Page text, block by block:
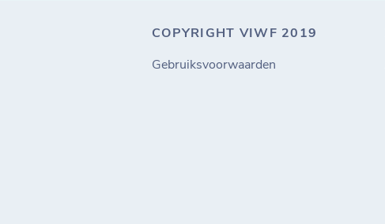
COPYRIGHT VIWF 2019
Gebruiksvoorwaarden